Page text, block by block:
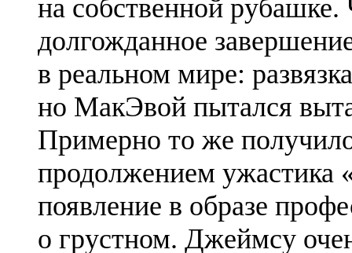
на собственной
долгожданное
в реальном мире:
но МакЭвой пытался
Примерно то же
продолжением
появление в образе
о грустном. Джеймсу